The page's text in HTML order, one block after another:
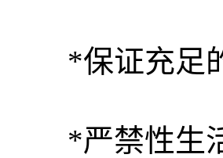
*保证充足的
*严禁性生活